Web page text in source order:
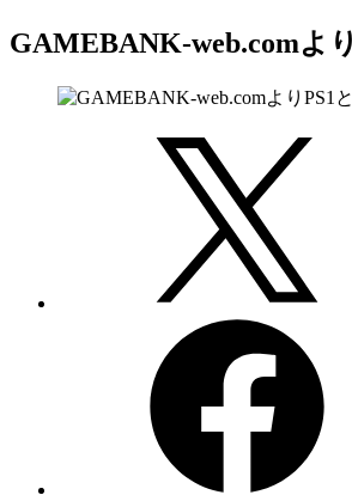
GAMEBANK-web.comよ